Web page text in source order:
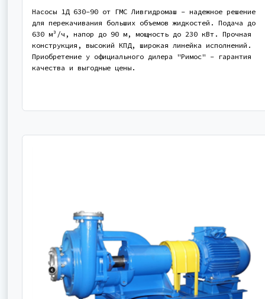
Насосы 1Д 630-90 от ГМС Ливгидромаш - надежное решение
для перекачивания больших объемов жидкостей. Подача до
630 м³/ч, напор до 90 м, мощность до 230 кВт. Прочная
конструкция, высокий КПД, широкая линейка исполнений.
Приобретение у официального дилера "Римос" - гарантия
качества и выгодные цены.